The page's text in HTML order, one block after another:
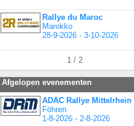
Rallye du Maroc
Marokko
28-9-2026 - 3-10-2026
1 / 2
Afgelopen evenementen
ADAC Rallye Mittelrhein
Föhren
1-8-2026 - 2-8-2026